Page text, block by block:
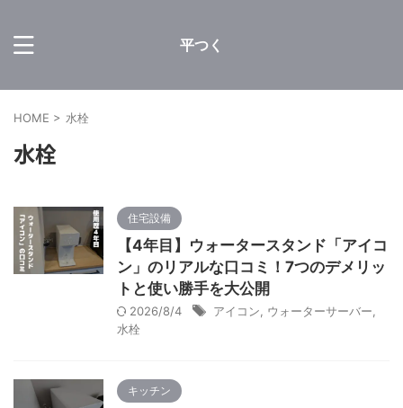
平つく
HOME > 水栓
水栓
住宅設備
【4年目】ウォータースタンド「アイコ
ン」のリアルな口コミ！7つのデメリッ
トと使い勝手を大公開
2026/8/4 アイコン ウォーターサーバー
水栓
キッチン